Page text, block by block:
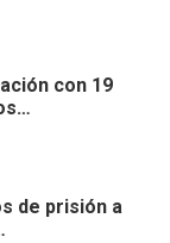
con 19
de prisión a